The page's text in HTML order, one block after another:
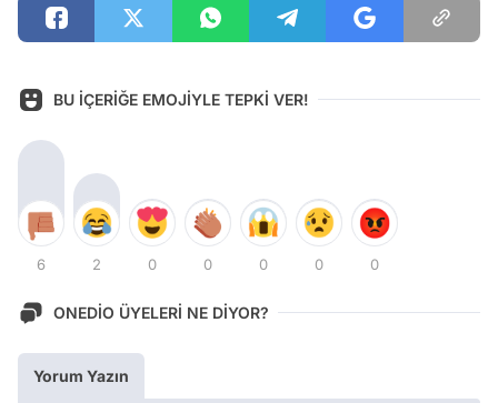
BU İÇERİĞE EMOJİYLE TEPKİ VER!
6 2 0 0 0 0 0
ONEDİO ÜYELERİ NE DİYOR?
Yorum Yazın